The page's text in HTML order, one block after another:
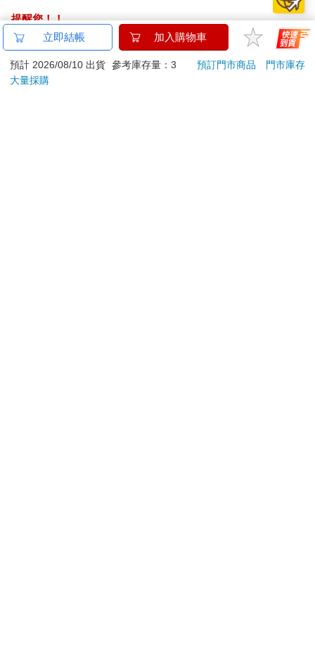
提醒您！！
金石堂及銀行均不會請您操作ATM! 如接獲電話要求您前往
ATM提款機，請不要聽從指示，以免受騙上當！
退換貨須知：
立即結帳 加入購物車
預計 2026/08/10 出貨 參考庫存量：3 預訂門市商品
門市庫存
大量採購